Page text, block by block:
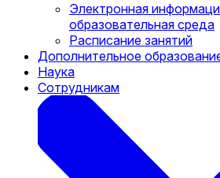
Электронная
образовательная среда
Расписание занятий
Дополнительное
Наука
Сотрудникам